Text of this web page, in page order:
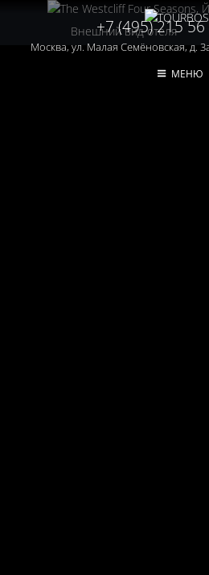
+7 (495) 215 56
Москва, ул. Малая Семёновская, д.
МЕНЮ
Внешний вид отеля